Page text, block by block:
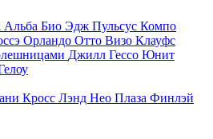
Альба Био Эдж Пульсус Компо
Орландо Отто Визо Клауфс
Джилл Гессо Юнит
Кросс Лэнд Нео Плаза Финлэй